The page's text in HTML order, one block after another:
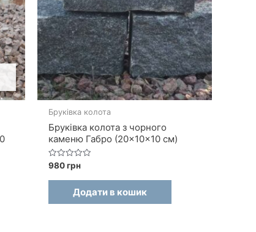
Бруківка колота
Бруківка колота з чорного
каменю Габро (20×10×10 см)
Оцінено
0
980грн
Додати в кошик